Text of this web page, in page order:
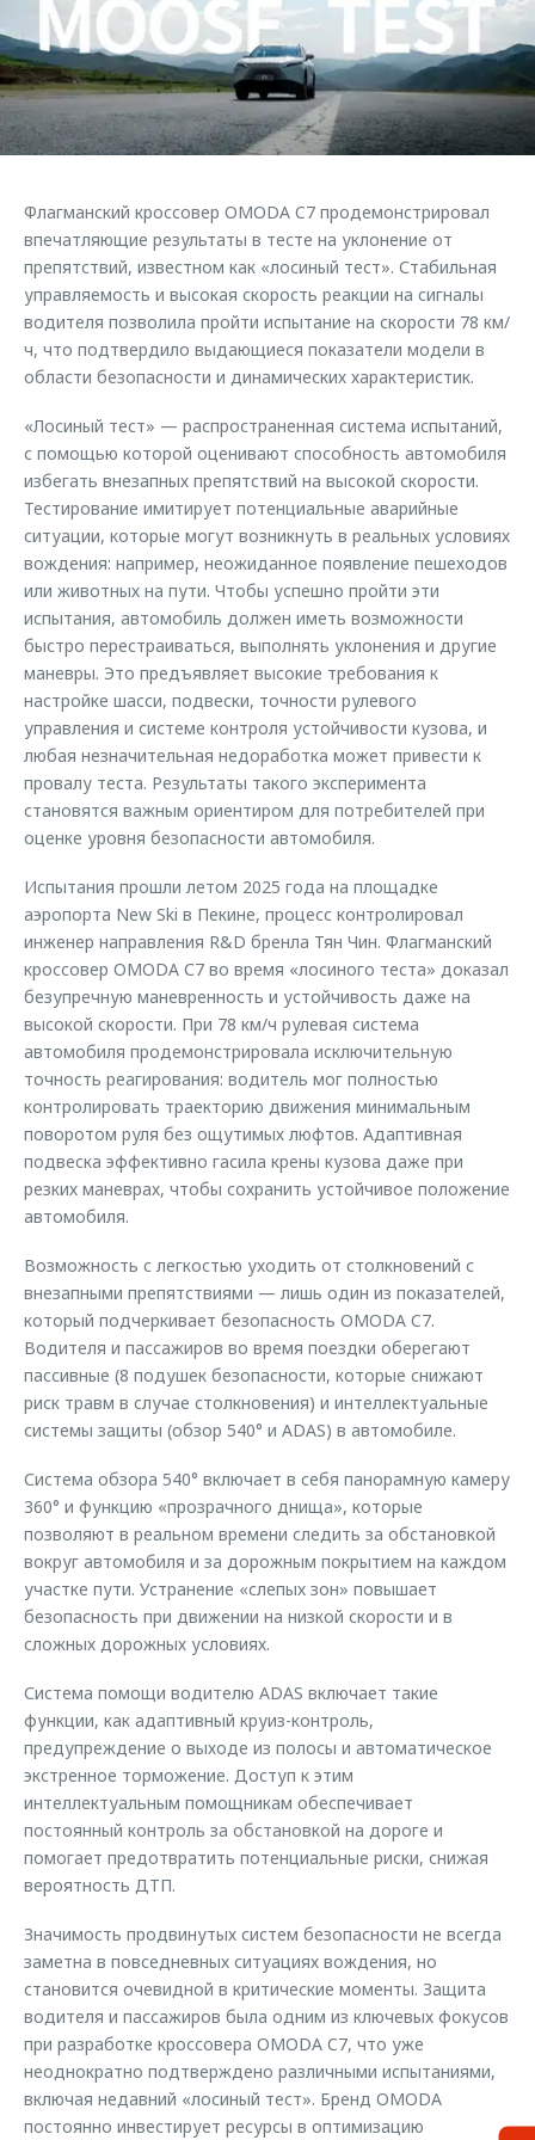
Страхование
Кредитный калькулятор
Аксессуары
Одежда и сувениры
Запчасти
Трейд-ин
Калькулятор трейд-ин
Клиентская поддержка
O&J Автоклуб
Клуб владельцев OMODA
Приложение O&J
Одежда и сувениры
Оригинальные аксессуары
Запчасти
Обратная связь
Флагманский кроссовер OMODA C7 продемонстрировал
впечатляющие результаты в тесте на уклонение от
препятствий, известном как «лосиный тест». Стабильная
управляемость и высокая скорость реакции на сигналы
водителя позволила пройти испытание на скорости 78 км/
ч, что подтвердило выдающиеся показатели модели в
области безопасности и динамических характеристик.
«Лосиный тест» — распространенная система испытаний,
с помощью которой оценивают способность автомобиля
избегать внезапных препятствий на высокой скорости.
Тестирование имитирует потенциальные аварийные
ситуации, которые могут возникнуть в реальных условиях
вождения: например, неожиданное появление пешеходов
или животных на пути. Чтобы успешно пройти эти
испытания, автомобиль должен иметь возможности
быстро перестраиваться, выполнять уклонения и другие
маневры. Это предъявляет высокие требования к
настройке шасси, подвески, точности рулевого
управления и системе контроля устойчивости кузова, и
любая незначительная недоработка может привести к
провалу теста. Результаты такого эксперимента
становятся важным ориентиром для потребителей при
оценке уровня безопасности автомобиля.
Испытания прошли летом 2025 года на площадке
аэропорта New Ski в Пекине, процесс контролировал
инженер направления R&D бренла Тян Чин. Флагманский
кроссовер OMODA С7 во время «лосиного теста» доказал
безупречную маневренность и устойчивость даже на
высокой скорости. При 78 км/ч рулевая система
автомобиля продемонстрировала исключительную
точность реагирования: водитель мог полностью
контролировать траекторию движения минимальным
поворотом руля без ощутимых люфтов. Адаптивная
подвеска эффективно гасила крены кузова даже при
резких маневрах, чтобы сохранить устойчивое положение
автомобиля.
Возможность с легкостью уходить от столкновений с
внезапными препятствиями — лишь один из показателей,
который подчеркивает безопасность OMODA C7.
Водителя и пассажиров во время поездки оберегают
пассивные (8 подушек безопасности, которые снижают
риск травм в случае столкновения) и интеллектуальные
системы защиты (обзор 540° и ADAS) в автомобиле.
Система обзора 540° включает в себя панорамную камеру
360° и функцию «прозрачного днища», которые
позволяют в реальном времени следить за обстановкой
вокруг автомобиля и за дорожным покрытием на каждом
участке пути. Устранение «слепых зон» повышает
безопасность при движении на низкой скорости и в
сложных дорожных условиях.
Система помощи водителю ADAS включает такие
функции, как адаптивный круиз-контроль,
предупреждение о выходе из полосы и автоматическое
экстренное торможение. Доступ к этим
интеллектуальным помощникам обеспечивает
постоянный контроль за обстановкой на дороге и
помогает предотвратить потенциальные риски, снижая
вероятность ДТП.
Значимость продвинутых систем безопасности не всегда
заметна в повседневных ситуациях вождения, но
становится очевидной в критические моменты. Защита
водителя и пассажиров была одним из ключевых фокусов
при разработке кроссовера OMODA C7, что уже
неоднократно подтверждено различными испытаниями,
включая недавний «лосиный тест». Бренд OMODA
постоянно инвестирует ресурсы в оптимизацию